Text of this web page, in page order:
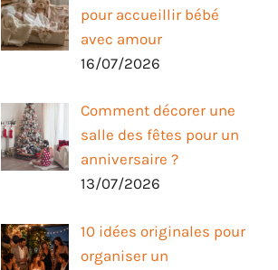
pour accueillir bébé
avec amour
16/07/2026
Comment décorer une
salle des fêtes pour un
anniversaire ?
13/07/2026
10 idées originales pour
organiser un